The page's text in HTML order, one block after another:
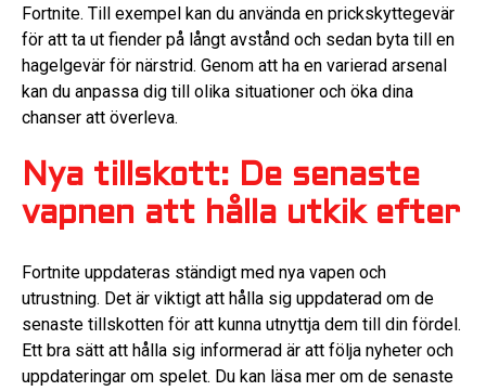
Fortnite. Till exempel kan du använda en prickskyttegevär
för att ta ut fiender på långt avstånd och sedan byta till en
hagelgevär för närstrid. Genom att ha en varierad arsenal
kan du anpassa dig till olika situationer och öka dina
chanser att överleva.
Nya tillskott: De senaste
vapnen att hålla utkik efter
Fortnite uppdateras ständigt med nya vapen och
utrustning. Det är viktigt att hålla sig uppdaterad om de
senaste tillskotten för att kunna utnyttja dem till din fördel.
Ett bra sätt att hålla sig informerad är att följa nyheter och
uppdateringar om spelet. Du kan läsa mer om de senaste